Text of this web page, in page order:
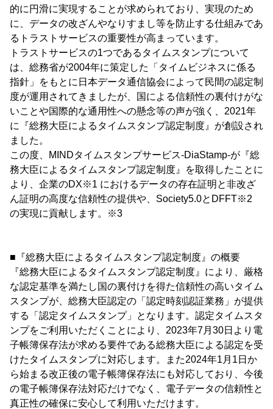
的に円滑に実現することが求められており、実現のため
に、データの改ざんやなりすまし等を防止する仕組みであ
るトラストサービスの重要性が高まっています。
トラストサービスの1つであるタイムスタンプについて
は、総務省が2004年に策定した「タイムビジネスに係る
指針」をもとに日本データ通信協会によって民間の認定制
度が運用されてきましたが、国による信頼性の裏付けがな
いことや国際的な通用性への懸念等の声が強く、2021年
に『総務大臣によるタイムスタンプ認定制度』が創設され
ました。
この度、MINDタイムスタンプサービス-DiaStamp-が『総
務大臣によるタイムスタンプ認定制度』を取得したことに
より、企業のDX※1 におけるデータの存在証明と非改ざ
ん証明の高度な信頼性の提供や、Society5.0とDFFT※2
の実現に貢献します。※3
■『総務大臣によるタイムスタンプ認定制度』の概要
『総務大臣によるタイムスタンプ認定制度』により、厳格
な認定基準を満たし国の裏付けを得た信頼性の高いタイム
スタンプが、総務大臣認定の「認定時刻認証業務」が提供
する「認定タイムスタンプ」となります。認定タイムスタ
ンプをご利用いただくことにより、2023年7月30日より電
子帳簿保存法が求める要件である総務大臣による認定を受
けたタイムスタンプに対応します。また2024年1月1日か
ら始まる改正後の電子帳簿保存法にも対応しており、今後
の電子帳簿保存法対応だけでなく、電子データの信頼性と
真正性の確保に安心して利用いただけます。